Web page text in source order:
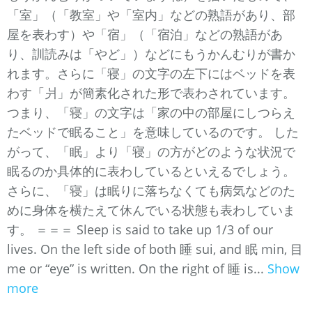
「室」（「教室」や「室内」などの熟語があり、部
屋を表わす）や「宿」（「宿泊」などの熟語があ
り、訓読みは「やど」）などにもうかんむりが書か
れます。さらに「寝」の文字の左下にはベッドを表
わす「爿」が簡素化された形で表わされています。
つまり、「寝」の文字は「家の中の部屋にしつらえ
たベッドで眠ること」を意味しているのです。 した
がって、「眠」より「寝」の方がどのような状況で
眠るのか具体的に表わしているといえるでしょう。
さらに、「寝」は眠りに落ちなくても病気などのた
めに身体を横たえて休んでいる状態も表わしていま
す。 ＝＝＝ Sleep is said to take up 1/3 of our
lives. On the left side of both 睡 sui, and 眠 min, 目
me or “eye” is written. On the right of 睡 is... Show
more